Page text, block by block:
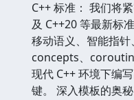
C++ 标准： 我们将
及 C++20 等最新标
移动语义、智能指针
concepts、
现代 C++ 环境下编
键。 深入模板的奥